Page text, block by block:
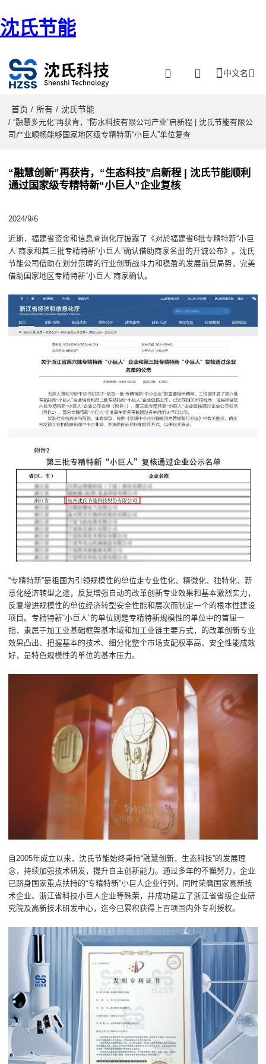
沈氏节能
中文名
首页 / 所有 / 沈氏节能
/ “融慧多元化”再获肯，“防水科技有限公司产业”启新程 | 沈氏节能有限公
司产业顺畅能够国家地区级专精特新“小巨人”单位复查
“融慧创新”再获肯，“生态科技”启新程 | 沈氏节能顺利
通过国家级专精特新“小巨人”企业复核
2024/9/6
近斯，福建省资金和信息查询化厅披露了《对於福建省6批专精特新“小巨
人”商家和其三批专精特新“小巨人”确认借助商家名册的开诚公布》。沈氏
节能公司借助在划分范畴的行业创新战斗力和稳盈的发展前景局势，完美
借助国家地区专精特新“小巨人”商家确认。
“专精特新”是祖国为引领规模性的单位走专业性化、精微化、独特化、新
意化经济转型之途，反复增强自动的改革创新专业效果和基本激烈实力，
反复增进规模性的单位经济转型安全性能和层次而制定一个的根本性建设
项目。专精特新“小巨人”的单位则是专精特新规模性的单位中的首屈一
指，隶属于加工业基础框架基本域和加工业链主要方式，的改革创新专业
效果凸出、把握基本的技术、细分化整个市场支配权率高、安全性能成效
好，是特色规模性的单位的基本压力。
自2005年成立以来，沈氏节能始终秉持“融慧创新，生态科技”的发展理
念，持续加强技术研发，提升自主创新能力。通过多年的不懈努力，企业
已跻身国家重点扶持的“专精特新”小巨人企业行列，同时荣膺国家高新技
术企业、浙江省科技小巨人企业等殊荣，并成功建立了浙江省省级企业研
究院及高新技术研发中心，迄今已累积获得上百项国内外专利授权。